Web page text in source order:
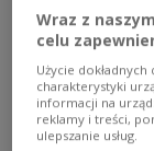
Kaplice
miejsce z
Na
pojawiły się
o ataku na
Wraz z
celu
Użycie
charakterystyki
informacji na
reklamy i treści,
ulepszanie usług.